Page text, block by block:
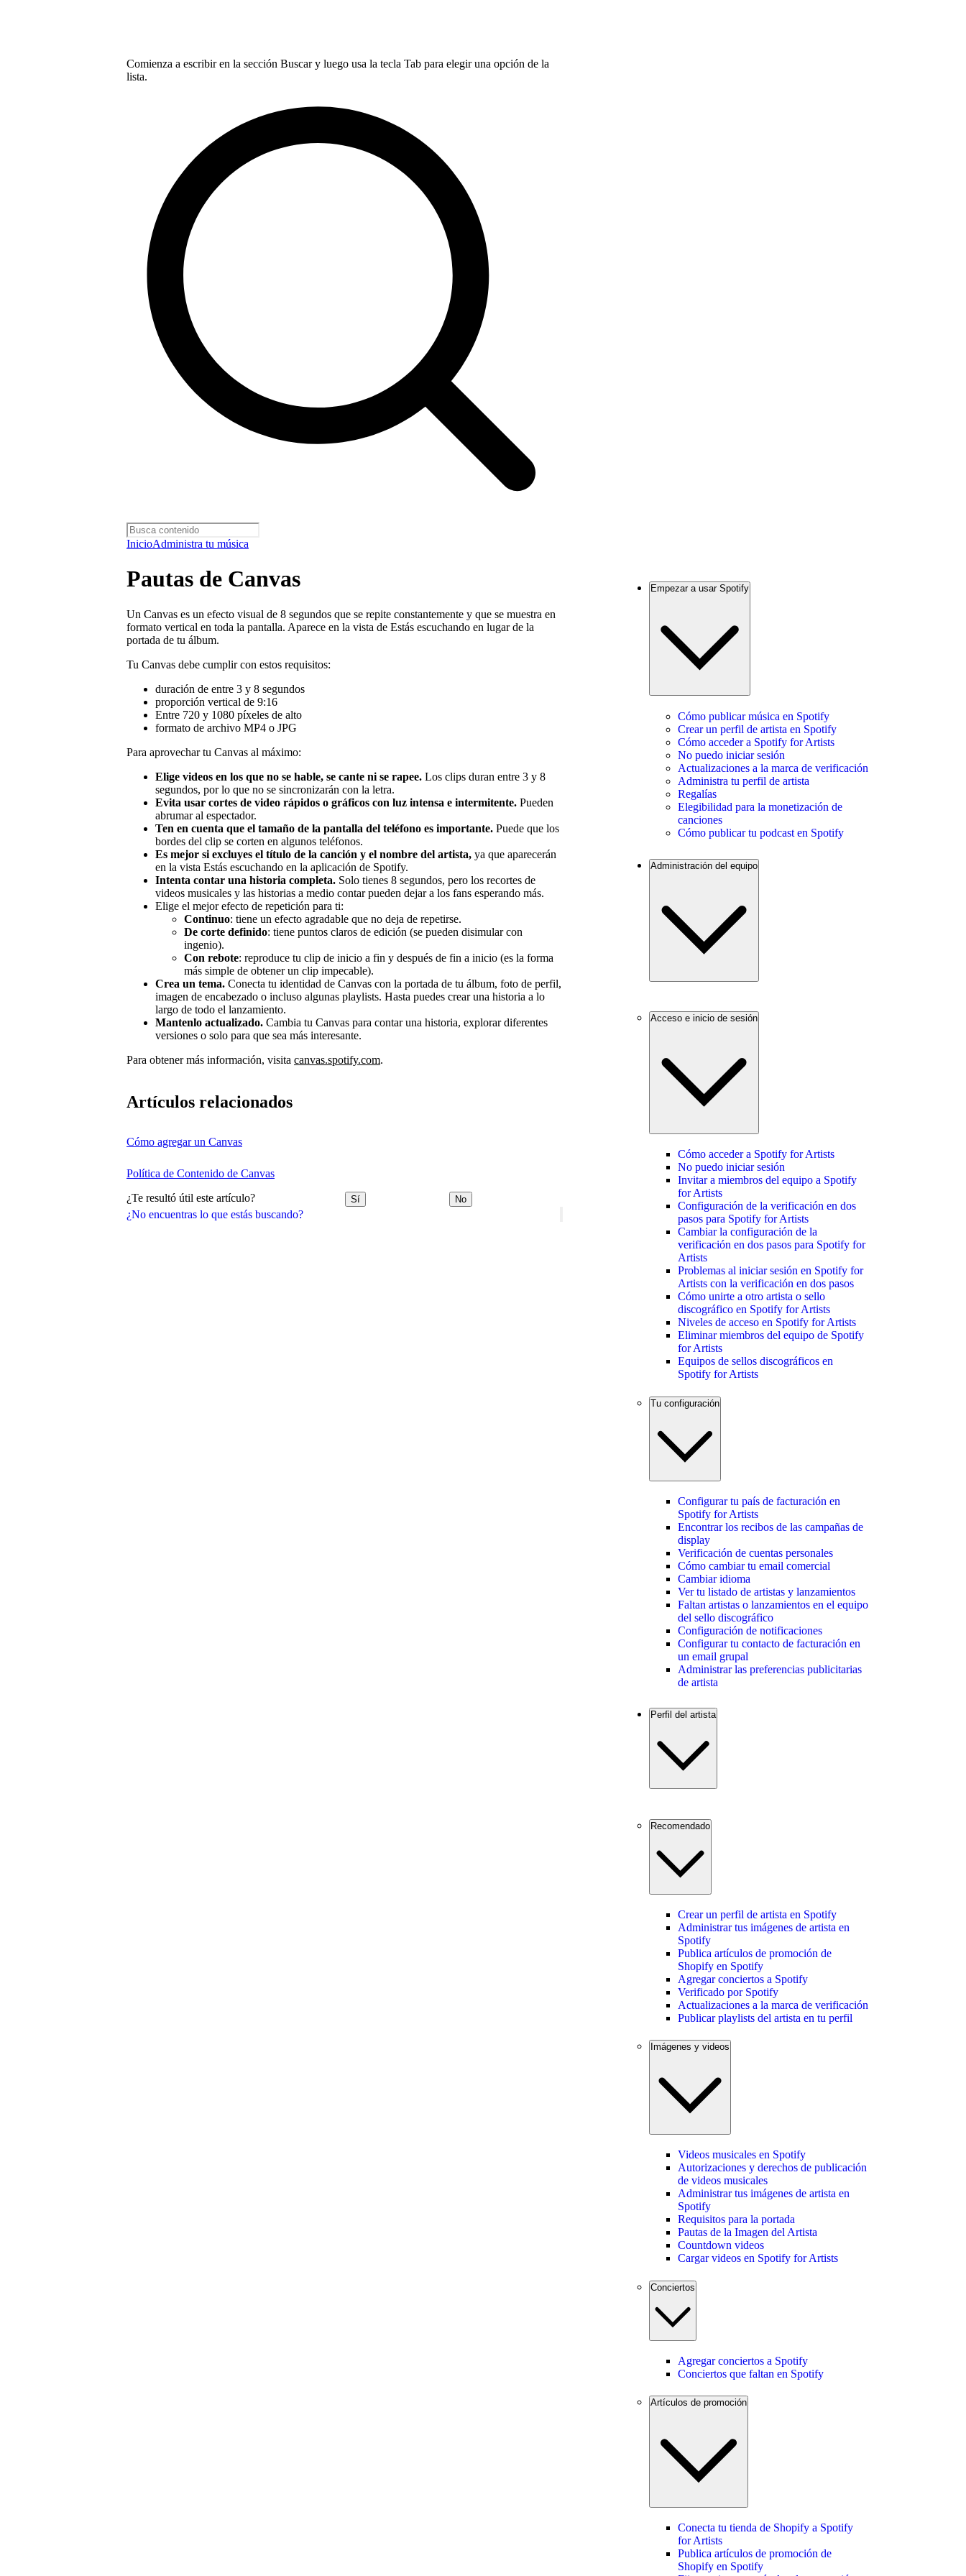
Comienza a escribir en la sección Buscar y luego usa la tecla Tab para elegir una opción de la
lista.
InicioAdministra tu música
¿No encuentras lo que estás buscando?
Pautas de Canvas
Un Canvas es un efecto visual de 8 segundos que se repite constantemente y que se muestra en
formato vertical en toda la pantalla. Aparece en la vista de Estás escuchando en lugar de la
portada de tu álbum.
Tu Canvas debe cumplir con estos requisitos:
duración de entre 3 y 8 segundos
proporción vertical de 9:16
Entre 720 y 1080 píxeles de alto
formato de archivo MP4 o JPG
Para aprovechar tu Canvas al máximo:
Elige videos en los que no se hable, se cante ni se rapee. Los clips duran entre 3 y 8
segundos, por lo que no se sincronizarán con la letra.
Evita usar cortes de video rápidos o gráficos con luz intensa e intermitente. Pueden
abrumar al espectador.
Ten en cuenta que el tamaño de la pantalla del teléfono es importante. Puede que los
bordes del clip se corten en algunos teléfonos.
Es mejor si excluyes el título de la canción y el nombre del artista, ya que aparecerán
en la vista Estás escuchando en la aplicación de Spotify.
Intenta contar una historia completa. Solo tienes 8 segundos, pero los recortes de
videos musicales y las historias a medio contar pueden dejar a los fans esperando más.
Elige el mejor efecto de repetición para ti:
Continuo: tiene un efecto agradable que no deja de repetirse.
De corte definido: tiene puntos claros de edición (se pueden disimular con
ingenio).
Con rebote: reproduce tu clip de inicio a fin y después de fin a inicio (es la forma
más simple de obtener un clip impecable).
Crea un tema. Conecta tu identidad de Canvas con la portada de tu álbum, foto de perfil,
imagen de encabezado o incluso algunas playlists. Hasta puedes crear una historia a lo
largo de todo el lanzamiento.
Mantenlo actualizado. Cambia tu Canvas para contar una historia, explorar diferentes
versiones o solo para que sea más interesante.
Para obtener más información, visita canvas.spotify.com.
Artículos relacionados
Cómo agregar un Canvas
Política de Contenido de Canvas
¿Te resultó útil este artículo? Sí No
Empezar a usar Spotify
Cómo publicar música en Spotify
Crear un perfil de artista en Spotify
Cómo acceder a Spotify for Artists
No puedo iniciar sesión
Actualizaciones a la marca de verificación
Administra tu perfil de artista
Regalías
Elegibilidad para la monetización de
canciones
Cómo publicar tu podcast en Spotify
Administración del equipo
Acceso e inicio de sesión
Cómo acceder a Spotify for Artists
No puedo iniciar sesión
Invitar a miembros del equipo a Spotify
for Artists
Configuración de la verificación en dos
pasos para Spotify for Artists
Cambiar la configuración de la
verificación en dos pasos para Spotify for
Artists
Problemas al iniciar sesión en Spotify for
Artists con la verificación en dos pasos
Cómo unirte a otro artista o sello
discográfico en Spotify for Artists
Niveles de acceso en Spotify for Artists
Eliminar miembros del equipo de Spotify
for Artists
Equipos de sellos discográficos en
Spotify for Artists
Tu configuración
Configurar tu país de facturación en
Spotify for Artists
Encontrar los recibos de las campañas de
display
Verificación de cuentas personales
Cómo cambiar tu email comercial
Cambiar idioma
Ver tu listado de artistas y lanzamientos
Faltan artistas o lanzamientos en el equipo
del sello discográfico
Configuración de notificaciones
Configurar tu contacto de facturación en
un email grupal
Administrar las preferencias publicitarias
de artista
Perfil del artista
Recomendado
Crear un perfil de artista en Spotify
Administrar tus imágenes de artista en
Spotify
Publica artículos de promoción de
Shopify en Spotify
Agregar conciertos a Spotify
Verificado por Spotify
Actualizaciones a la marca de verificación
Publicar playlists del artista en tu perfil
Imágenes y videos
Videos musicales en Spotify
Autorizaciones y derechos de publicación
de videos musicales
Administrar tus imágenes de artista en
Spotify
Requisitos para la portada
Pautas de la Imagen del Artista
Countdown videos
Cargar videos en Spotify for Artists
Conciertos
Agregar conciertos a Spotify
Conciertos que faltan en Spotify
Artículos de promoción
Conecta tu tienda de Shopify a Spotify
for Artists
Publica artículos de promoción de
Shopify en Spotify